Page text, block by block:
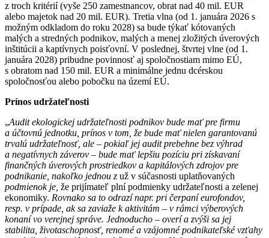
z troch kritérií (vyše 250 zamestnancov, obrat nad 40 mil. EUR
alebo majetok nad 20 mil. EUR). Tretia vlna (od 1. januára 2026 s
možným odkladom do roku 2028) sa bude týkať kótovaných
malých a stredných podnikov, malých a menej zložitých úverových
inštitúcii a kaptívnych poisťovní. V poslednej, štvrtej vlne (od 1.
januára 2028) pribudne povinnosť aj spoločnostiam mimo EÚ,
s obratom nad 150 mil. EUR a minimálne jednu dcérskou
spoločnosťou alebo pobočku na území EÚ.
Prínos udržateľnosti
„Audit ekologickej udržateľnosti podnikov bude mať pre firmu
a účtovnú jednotku, prínos v tom, že bude mať nielen garantovanú
trvalú udržateľnosť, ale – pokiaľ jej audit prebehne bez výhrad
a negatívnych záverov – bude mať lepšiu pozíciu pri získavaní
finančných úverových prostriedkov a kapitálových zdrojov pre
podnikanie, nakoľko jednou z už v súčasnosti uplatňovaných
podmienok je, že prijímateľ plní podmienky udržateľnosti a zelenej
ekonomiky. Rovnako sa to odrazí napr. pri čerpaní eurofondov,
resp. v prípade, ak sa zaviaže k aktivitám – v rámci výberových
konaní vo verejnej správe. Jednoducho – overí a zvýši sa jej
stabilita, životaschopnosť, renomé a vzájomné podnikateľské vzťahy